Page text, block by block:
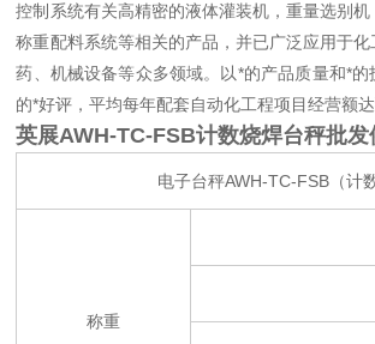
控制系统有关高精密的液体灌装机，重量选别机
称重配料系统等相关的产品，并已广泛应用于化
药、机械设备等众多领域。以*的产品质量和*
的*好评，平均每年配套自动化工程项目经营额达
英展AWH-TC-FSB计数烧焊台秤批发
电子台秤AWH-TC-FSB（计
称重